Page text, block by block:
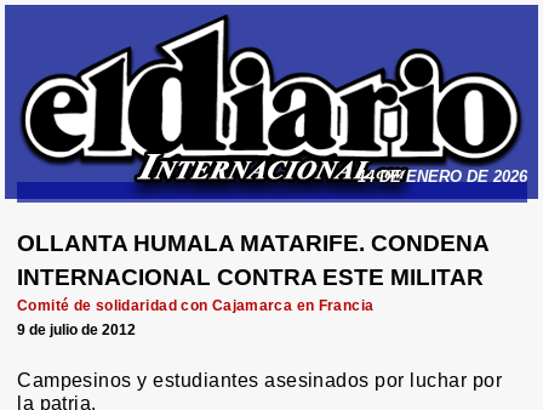
14 DE ENERO DE 2026
OLLANTA HUMALA MATARIFE. CONDENA
INTERNACIONAL CONTRA ESTE MILITAR
Comité de solidaridad con Cajamarca en Francia
9 de julio de 2012
Campesinos y estudiantes asesinados por luchar por
la patria.